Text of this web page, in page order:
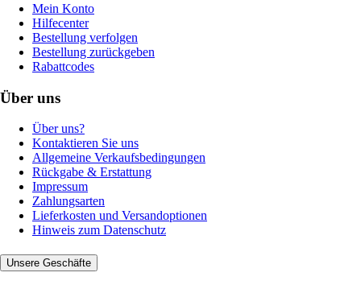
Mein Konto
Hilfecenter
Bestellung verfolgen
Bestellung zurückgeben
Rabattcodes
Über uns
Über uns?
Kontaktieren Sie uns
Allgemeine Verkaufsbedingungen
Rückgabe & Erstattung
Impressum
Zahlungsarten
Lieferkosten und Versandoptionen
Hinweis zum Datenschutz
Unsere Geschäfte